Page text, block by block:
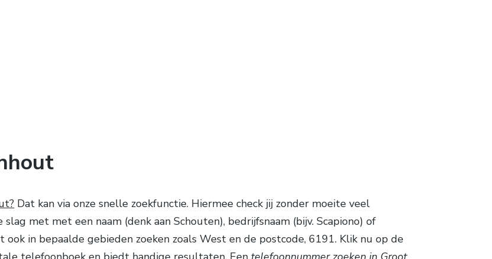
Dat kan via onze snelle zoekfunctie. Hiermee check jij zonder moeite veel
met met een naam (denk aan Schouten), bedrijfsnaam (bijv. Scapiono) of
ook in bepaalde gebieden zoeken zoals West en de postcode, 6191. Klik nu op de